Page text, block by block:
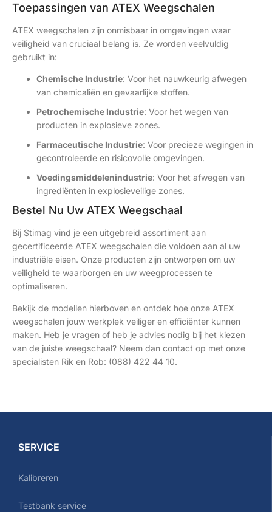
Toepassingen van ATEX Weegschalen
ATEX weegschalen zijn onmisbaar in omgevingen waar
veiligheid van cruciaal belang is. Ze worden veelvuldig
gebruikt in:
Chemische Industrie: Voor het nauwkeurig afwegen
van chemicaliën en gevaarlijke stoffen.
Petrochemische Industrie: Voor het wegen van
producten in explosieve zones.
Farmaceutische Industrie: Voor precieze wegingen in
gecontroleerde en risicovolle omgevingen.
Voedingsmiddelenindustrie: Voor het afwegen van
ingrediënten in explosieveilige zones.
Bestel Nu Uw ATEX Weegschaal
Bij Stimag vind je een uitgebreid assortiment aan
gecertificeerde ATEX weegschalen die voldoen aan al uw
industriële eisen. Onze producten zijn ontworpen om uw
veiligheid te waarborgen en uw weegprocessen te
optimaliseren.
Bekijk de modellen hierboven en ontdek hoe onze ATEX
weegschalen jouw werkplek veiliger en efficiënter kunnen
maken. Heb je vragen of heb je advies nodig bij het kiezen
van de juiste weegschaal? Neem dan contact op met onze
specialisten Rik en Rob: (088) 422 44 10.
SERVICE
Kalibreren
Testbank service